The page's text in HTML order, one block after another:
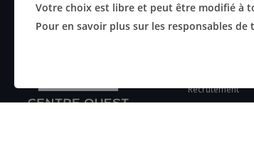
LE CREDIT
Recrutement
Votre choix est libre et peut être modifié à
Pour en savoir plus sur les responsables